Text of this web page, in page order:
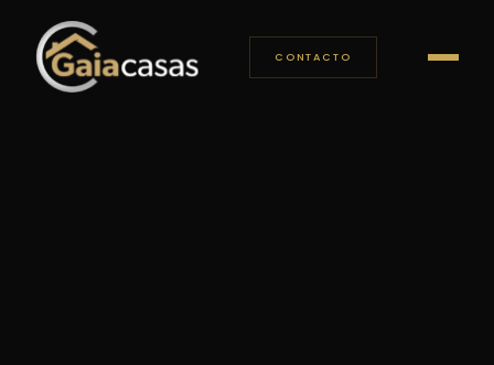
CONTACTO